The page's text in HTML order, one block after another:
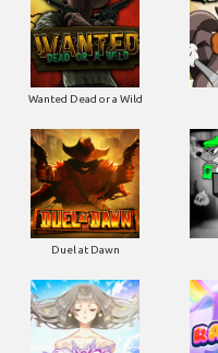
Wanted Dead or a Wild
Duel at Dawn